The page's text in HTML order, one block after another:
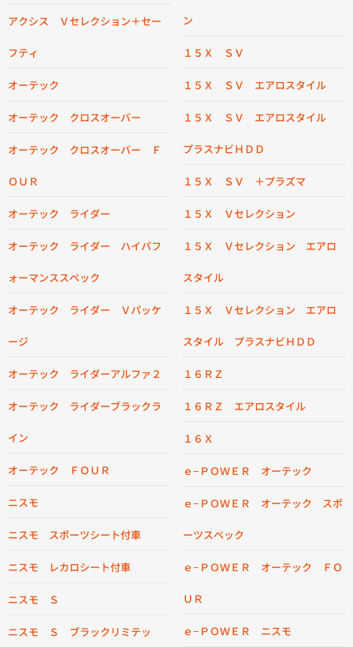
アクシス Ｖセレクション＋セー
フティ
オーテック
オーテック クロスオーバー
オーテック クロスオーバー Ｆ
ＯＵＲ
オーテック ライダー
オーテック ライダー ハイパフ
ォーマンススペック
オーテック ライダー Ｖパッケ
ージ
オーテック ライダーアルファ２
オーテック ライダーブラックラ
イン
オーテック ＦＯＵＲ
ニスモ
ニスモ スポーツシート付車
ニスモ レカロシート付車
ニスモ Ｓ
ニスモ Ｓ ブラックリミテッ
ン
１５Ｘ ＳＶ
１５Ｘ ＳＶ エアロスタイル
１５Ｘ ＳＶ エアロスタイル
プラスナビＨＤＤ
１５Ｘ ＳＶ ＋プラズマ
１５Ｘ Ｖセレクション
１５Ｘ Ｖセレクション エアロ
スタイル
１５Ｘ Ｖセレクション エアロ
スタイル プラスナビＨＤＤ
１６ＲＺ
１６ＲＺ エアロスタイル
１６Ｘ
ｅ−ＰＯＷＥＲ オーテック
ｅ−ＰＯＷＥＲ オーテック スポ
ーツスペック
ｅ−ＰＯＷＥＲ オーテック ＦＯ
ＵＲ
ｅ−ＰＯＷＥＲ ニスモ